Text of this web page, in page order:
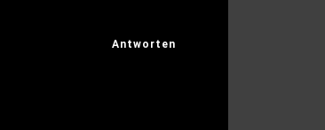
Antworten